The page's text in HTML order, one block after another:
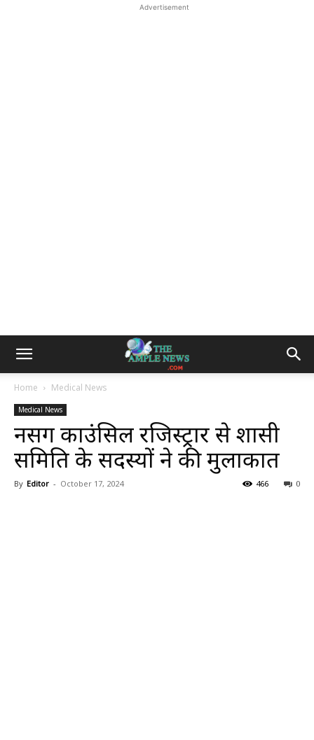
Advertisement
Home Medical News
Medical News
नर्सिंग काउंसिल रजिस्ट्रार से शासी
समिति के सदस्यों ने की मुलाकात
By Editor - October 17, 2024 0
466